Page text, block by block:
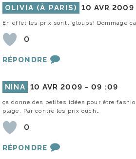
OLIVIA (À PARIS) 10 AVR
En effet les prix sont….gloups! Dommage
0
RÉPONDRE
NINA 10 AVR 2009 -09 :09
ça donne des petites idées pour être
plage. Par contre les prix ouch…
0
RÉPONDRE